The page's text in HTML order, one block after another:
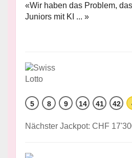
«Wir haben das Problem,
Juniors mit KI ... »
5 8 9 14 41 42
Nächster Jackpot: CHF